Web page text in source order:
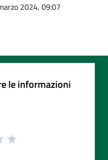
2024, 09:07
le informazioni